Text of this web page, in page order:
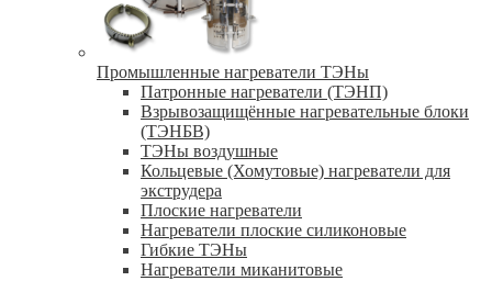
Промышленные нагреватели ТЭНы
Патронные нагреватели (ТЭНП)
Взрывозащищённые нагревательные блоки
(ТЭНБВ)
ТЭНы воздушные
Кольцевые (Хомутовые) нагреватели для
экструдера
Плоские нагреватели
Нагреватели плоские силиконовые
Гибкие ТЭНы
Нагреватели миканитовые